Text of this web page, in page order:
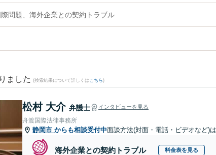
問題、海外企業との契約トラブル
ました (検索結果について詳しくは こちら)
松村 大介 弁護士 インタビューを見る
舟渡国際法律事務所
静岡市 からも相談受付中面談方法(対面・電話・ビデオなど)
海外企業との契約トラブル 料金表を見る